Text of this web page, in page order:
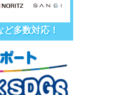
ど多数対応！